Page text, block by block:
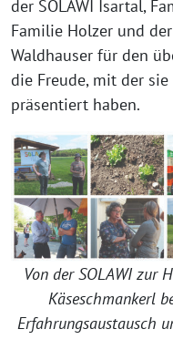
der SOLAWI Isartal,
Familie Holzer und
Waldhauser für den
die Freude, mit der
präsentiert haben.
Von der SOLAWI zur
Käseschmankerl
Erfahrungsaustausch